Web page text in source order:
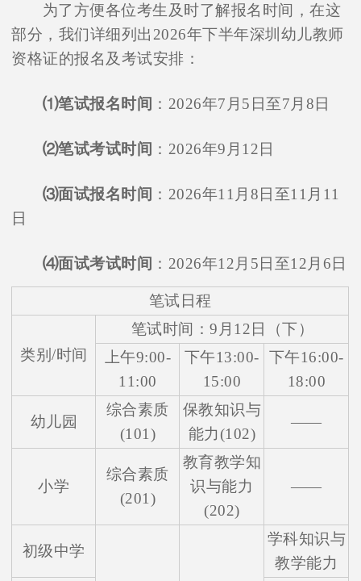
为了方便各位考生及时了解报名时间，在这
部分，我们详细列出2026年下半年深圳幼儿教师
资格证的报名及考试安排：
⑴笔试报名时间 ：2026年7月5日至7月8日
⑵笔试考试时间 ：2026年9月12日
⑶面试报名时间 ：2026年11月8日至11月11
日
⑷面试考试时间 ：2026年12月5日至12月6日
笔试日程
类别/时间
笔试时间：9月12日（下）
上午9:00-
11:00
下午13:00-
15:00
下午16:00-
18:00
幼儿园
综合素质
(101)
保教知识与
能力(102)
——
小学
综合素质
(201)
教育教学知
识与能力
(202)
——
初级中学
学科知识与
教学能力